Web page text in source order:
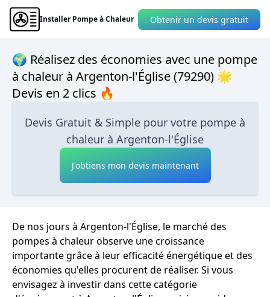
Installer Pompe à Chaleur Obtenir un devis gratuit
🌍 Réalisez des économies avec une pompe
à chaleur à Argenton-l'Église (79290) 🌟
Devis en 2 clics 🔥
Devis Gratuit & Simple pour votre pompe à
chaleur à Argenton-l'Église
J'obtiens mon devis maintenant
De nos jours à Argenton-l'Église, le marché des
pompes à chaleur observe une croissance
importante grâce à leur efficacité énergétique et des
économies qu'elles procurent de réaliser. Si vous
envisagez à investir dans cette catégorie